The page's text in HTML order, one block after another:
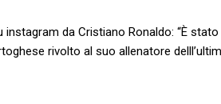
da Cristiano Ronaldo: “È stato
rivolto al suo allenatore